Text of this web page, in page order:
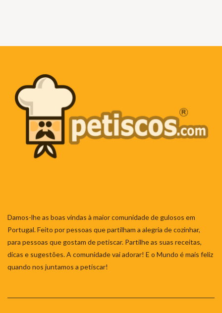
Damos-lhe as boas vindas à maior comunidade de gulosos em
Portugal. Feito por pessoas que partilham a alegria de cozinhar,
para pessoas que gostam de petiscar. Partilhe as suas receitas,
dicas e sugestões. A comunidade vai adorar! E o Mundo é mais feliz
quando nos juntamos a petiscar!